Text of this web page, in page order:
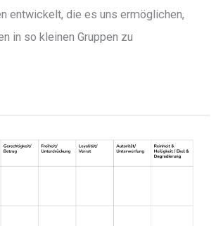
entwickelt, die es uns ermöglichen,
in so kleinen Gruppen zu